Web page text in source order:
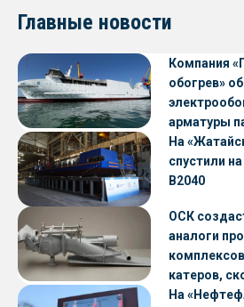
Главные новости
Компания
обогрев»
арматуры
На
спустили
В2040
ОСК
аналоги
катеров,
судов с
На